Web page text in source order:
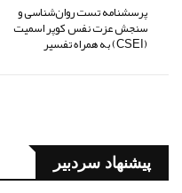
پرسشنامه تست روان‌شناسی و
سنجش عزت نفس کوپر اسمیت
(CSEI) به همراه تفسیر
پیشنهاد سردبیر